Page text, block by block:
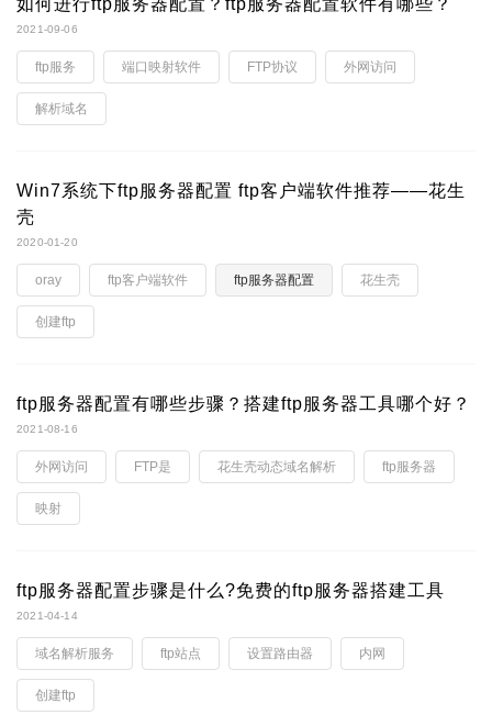
如何进行ftp服务器配置？ftp服务器配置软件有哪些？
2021-09-06
ftp服务 端口映射软件 FTP协议 外网访问
解析域名
Win7系统下ftp服务器配置 ftp客户端软件推荐——花生
壳
2020-01-20
oray ftp客户端软件 ftp服务器配置 花生壳
创建ftp
ftp服务器配置有哪些步骤？搭建ftp服务器工具哪个好？
2021-08-16
外网访问 FTP是 花生壳动态域名解析 ftp服务器
映射
ftp服务器配置步骤是什么?免费的ftp服务器搭建工具
2021-04-14
域名解析服务 ftp站点 设置路由器 内网
创建ftp